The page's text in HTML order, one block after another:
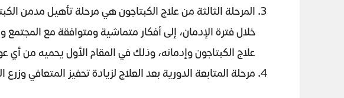
المرحلة الثالثة من علاج الكبتاجون هي مرحلة تأهيل مدمن
خلال فترة الإدمان، إلى أفكار متماشية ومتوافقة مع
علاج الكبتاجون وإدمانه، وذلك في المقام الأول يحميه من أي
مرحلة المتابعة الدورية بعد العلاج لزيادة تحفيز المتعافي